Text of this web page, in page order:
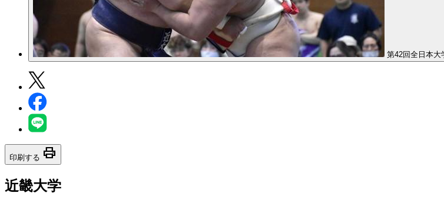
第42回全日本大
印刷する print
近畿大学